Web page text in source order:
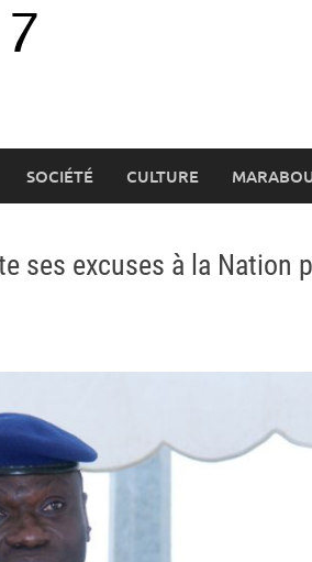
SOCIÉTÉ CULTURE
ses excuses à la Nation